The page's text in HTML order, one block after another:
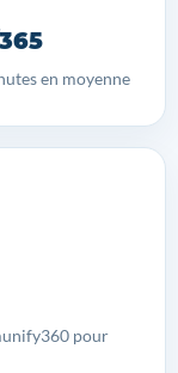
en moyenne
pour